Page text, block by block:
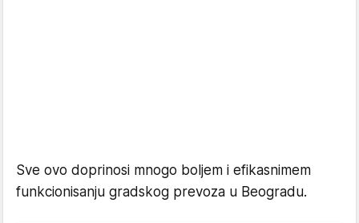
Sve ovo doprinosi mnogo boljem i efikasnimem
funkcionisanju gradskog prevoza u Beogradu.